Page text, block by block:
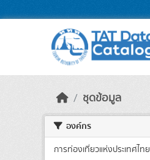
ชุดข้อมูล
องค์กร
การท่องเที่ยวแห่งประเทศไทย